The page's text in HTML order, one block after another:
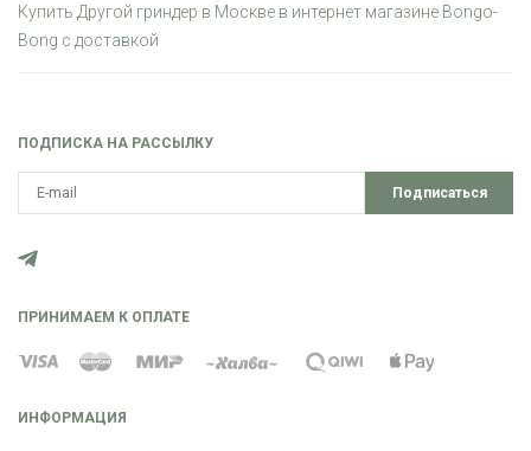
Купить Другой гриндер в Москве в интернет магазине Bongo-
Bong с доставкой
ИНФОРМАЦИЯ
ПОДПИСКА НА РАССЫЛКУ
Подписаться
ПРИНИМАЕМ К ОПЛАТЕ